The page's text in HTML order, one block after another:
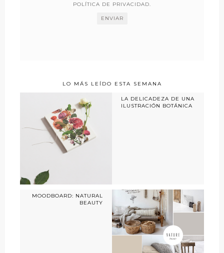
POLÍTICA DE PRIVACIDAD.
LO MÁS LEÍDO ESTA SEMANA
LA DELICADEZA DE UNA
ILUSTRACIÓN BOTÁNICA
MOODBOARD: NATURAL
BEAUTY